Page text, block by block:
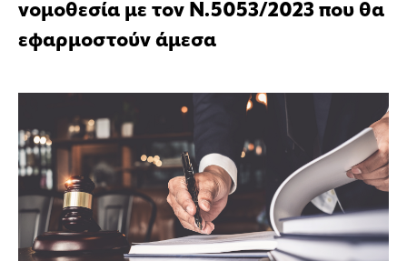
νομοθεσία με τον Ν.5053/2023 που θα
εφαρμοστούν άμεσα